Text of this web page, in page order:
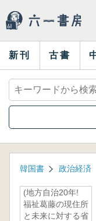
新刊 古書
韓国書 政治経済
(地方自治20年!
福祉葛藤の現住所
と未来に対する省